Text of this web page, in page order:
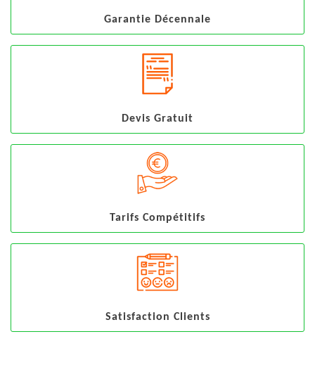
Garantie Décennale
Devis Gratuit
Tarifs Compétitifs
Satisfaction Clients